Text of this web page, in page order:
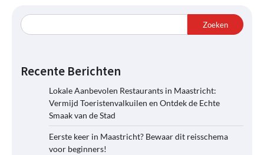
Zoeken
Recente Berichten
Lokale Aanbevolen Restaurants in Maastricht:
Vermijd Toeristenvalkuilen en Ontdek de Echte
Smaak van de Stad
Eerste keer in Maastricht? Bewaar dit reisschema
voor beginners!